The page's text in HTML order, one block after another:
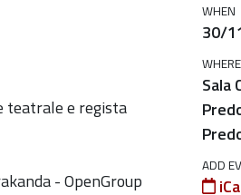
WHEN
30/
WHERE
Sala
ADD
teatrale e regista
- OpenGroup